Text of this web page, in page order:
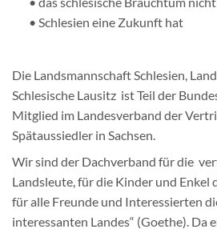
• Schlesien eine Zukunft hat
Die Landsmannschaft Schlesien,
Schlesische Lausitz ist Teil der
Mitglied im Landesverband der
Spätaussiedler in Sachsen.
Wir sind der Dachverband für die
Landsleute, für die Kinder und Enkel
für alle Freunde und Interessierten
interessanten Landes“ (Goethe). Da